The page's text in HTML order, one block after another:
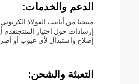
الدعم والخدمات:
منتجنا من أنابيب الفولاذ
إرشادات حول اختيار المنتجنقدم
إصلاح واستبدال لأي عيوب أو
التعبئة والشحن: